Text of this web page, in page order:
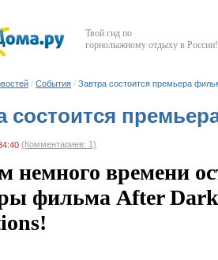
Твой гид по
горнолыжному отдыху в России!
/ События / Завтра состоится премьера
состоится
(Комментариев: 1)
немного времени
фильма After Dark